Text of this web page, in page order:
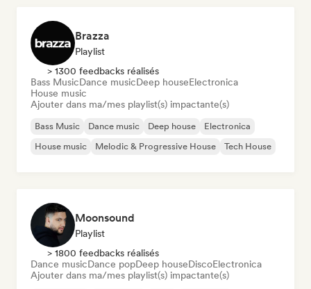
Brazza
Playlist
> 1300 feedbacks réalisés
Bass MusicDance musicDeep houseElectronica
House music
Ajouter dans ma/mes playlist(s) impactante(s)
Bass Music Dance music Deep house
Electronica
House music
Melodic & Progressive House Tech House
Moonsound
Playlist
> 1800 feedbacks réalisés
Dance musicDance popDeep houseDiscoElectronica
Ajouter dans ma/mes playlist(s) impactante(s)